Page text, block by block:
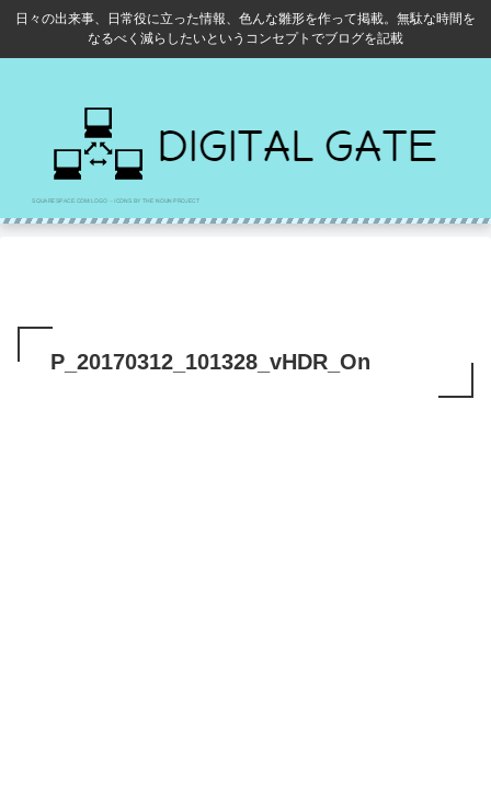
日々の出来事、日常役に立った情報、色んな雛形を作って掲載。無駄な時間を
なるべく減らしたいというコンセプトでブログを記載
P_20170312_101328_vHDR_On